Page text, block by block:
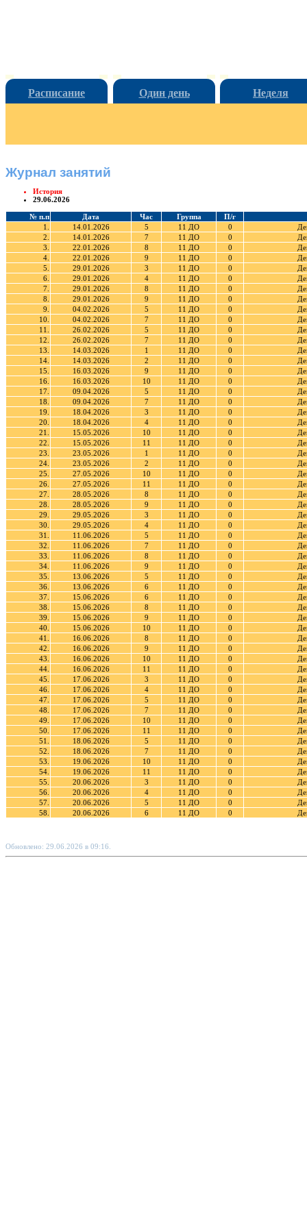
Расписание Один день Неделя
Журнал занятий
История
29.06.2026
№ п.п Дата Час Группа
П/г
1.
14.01.2026 5 11 ДО 0
2.
14.01.2026 7 11 ДО 0
3.
22.01.2026 8 11 ДО 0
4.
22.01.2026 9 11 ДО 0
5.
29.01.2026 3 11 ДО 0
6.
29.01.2026 4 11 ДО 0
7.
29.01.2026 8 11 ДО 0
8.
29.01.2026 9 11 ДО 0
9.
04.02.2026 5 11 ДО 0
10.
04.02.2026 7 11 ДО 0
11.
26.02.2026 5 11 ДО 0
12.
26.02.2026 7 11 ДО 0
13.
14.03.2026 1 11 ДО 0
14.
14.03.2026 2 11 ДО 0
15.
16.03.2026 9 11 ДО 0
16.
16.03.2026 10 11 ДО 0
17.
09.04.2026 5 11 ДО 0
18.
09.04.2026 7 11 ДО 0
19.
18.04.2026 3 11 ДО 0
20.
18.04.2026 4 11 ДО 0
21.
15.05.2026 10 11 ДО 0
22.
15.05.2026 11 11 ДО 0
23.
23.05.2026 1 11 ДО 0
24.
23.05.2026 2 11 ДО 0
25.
27.05.2026 10 11 ДО 0
26.
27.05.2026 11 11 ДО 0
27.
28.05.2026 8 11 ДО 0
28.
28.05.2026 9 11 ДО 0
29.
29.05.2026 3 11 ДО 0
30.
29.05.2026 4 11 ДО 0
31.
11.06.2026 5 11 ДО 0
32.
11.06.2026 7 11 ДО 0
33.
11.06.2026 8 11 ДО 0
34.
11.06.2026 9 11 ДО 0
35.
13.06.2026 5 11 ДО 0
36.
13.06.2026 6 11 ДО 0
37.
15.06.2026 6 11 ДО 0
38.
15.06.2026 8 11 ДО 0
39.
15.06.2026 9 11 ДО 0
40.
15.06.2026 10 11 ДО 0
41.
16.06.2026 8 11 ДО 0
42.
16.06.2026 9 11 ДО 0
43.
16.06.2026 10 11 ДО 0
44.
16.06.2026 11 11 ДО 0
45.
17.06.2026 3 11 ДО 0
46.
17.06.2026 4 11 ДО 0
47.
17.06.2026 5 11 ДО 0
48.
17.06.2026 7 11 ДО 0
49.
17.06.2026 10 11 ДО 0
50.
17.06.2026 11 11 ДО 0
51.
18.06.2026 5 11 ДО 0
52.
18.06.2026 7 11 ДО 0
53.
19.06.2026 10 11 ДО 0
54.
19.06.2026 11 11 ДО 0
55.
20.06.2026 3 11 ДО 0
56.
20.06.2026 4 11 ДО 0
57.
20.06.2026 5 11 ДО 0
58.
20.06.2026 6 11 ДО 0
Обновлено: 29.06.2026 в 09:16.